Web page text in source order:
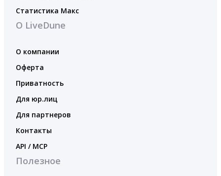
Статистика Макс
О LiveDune
О компании
Оферта
Приватность
Для юр.лиц
Для партнеров
Контакты
API / MCP
Полезное